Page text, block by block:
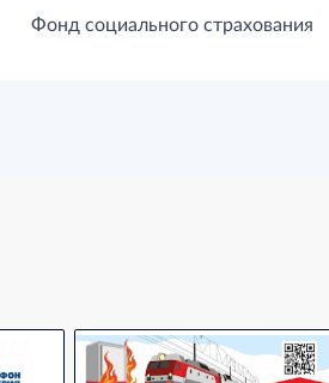
Фонд социального страхования